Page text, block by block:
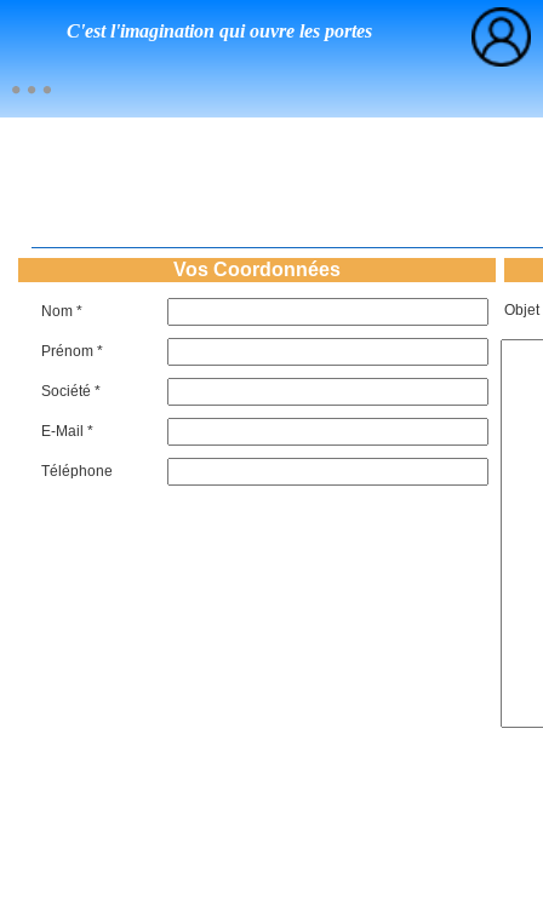
C'est l'imagination qui ouvre les portes
E-Mail *
Téléphone
Société *
Nom *
Prénom *
Objet
Vos Coordonnées